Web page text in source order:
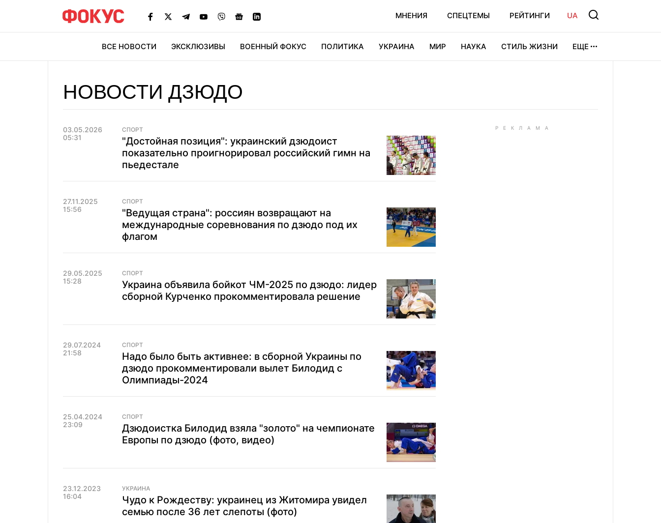
МНЕНИЯ СПЕЦТЕМЫ РЕЙТИНГИ UA
ВСЕ НОВОСТИ ЭКСКЛЮЗИВЫ ВОЕННЫЙ ФОКУС ПОЛИТИКА УКРАИНА МИР НАУКА СТИЛЬ ЖИЗНИ ЕЩЕ
НОВОСТИ ДЗЮДО
03.05.2026
05:31
СПОРТ
"Достойная позиция": украинский дзюдоист
показательно проигнорировал российский гимн на
пьедестале
27.11.2025
15:56
СПОРТ
"Ведущая страна": россиян возвращают на
международные соревнования по дзюдо под их
флагом
29.05.2025
15:28
СПОРТ
Украина объявила бойкот ЧМ-2025 по дзюдо: лидер
сборной Курченко прокомментировала решение
29.07.2024
21:58
СПОРТ
Надо было быть активнее: в сборной Украины по
дзюдо прокомментировали вылет Билодид с
Олимпиады-2024
25.04.2024
23:09
СПОРТ
Дзюдоистка Билодид взяла "золото" на чемпионате
Европы по дзюдо (фото, видео)
23.12.2023
16:04
УКРАИНА
Чудо к Рождеству: украинец из Житомира увидел
семью после 36 лет слепоты (фото)